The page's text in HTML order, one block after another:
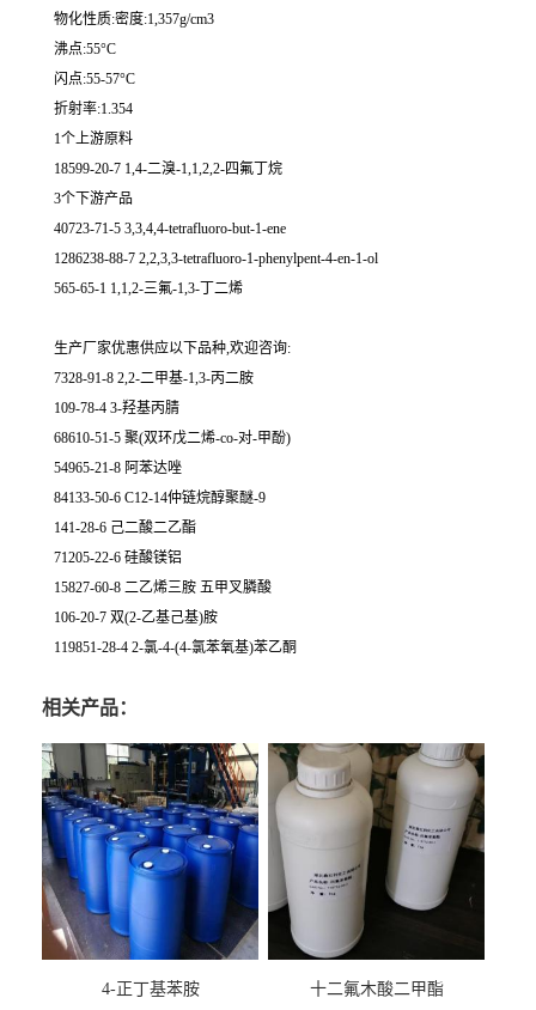
物化性质:密度:1,357g/cm3
沸点:55°C
闪点:55-57°C
折射率:1.354
1个上游原料
18599-20-7 1,4-二溴-1,1,2,2-四氟丁烷
3个下游产品
40723-71-5 3,3,4,4-tetrafluoro-but-1-ene
1286238-88-7 2,2,3,3-tetrafluoro-1-phenylpent-4-en-1-ol
565-65-1 1,1,2-三氟-1,3-丁二烯
生产厂家优惠供应以下品种,欢迎咨询:
7328-91-8 2,2-二甲基-1,3-丙二胺
109-78-4 3-羟基丙腈
68610-51-5 聚(双环戊二烯-co-对-甲酚)
54965-21-8 阿苯达唑
84133-50-6 C12-14仲链烷醇聚醚-9
141-28-6 己二酸二乙酯
71205-22-6 硅酸镁铝
15827-60-8 二乙烯三胺 五甲叉膦酸
106-20-7 双(2-乙基己基)胺
119851-28-4 2-氯-4-(4-氯苯氧基)苯乙酮
相关产品：
4-正丁基苯胺 十二氟木酸二甲酯